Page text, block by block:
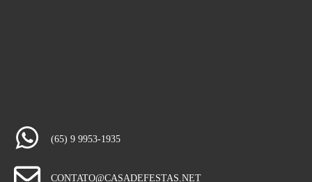
(65) 9 9953-1935
CONTATO@CASADEFESTAS.NET